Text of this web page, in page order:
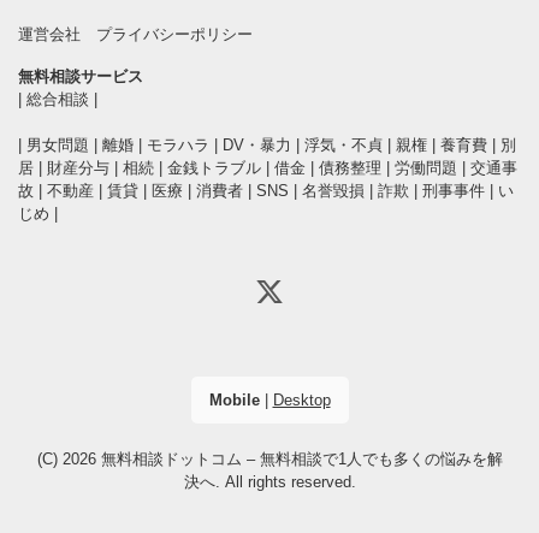
運営会社 プライバシーポリシー
無料相談サービス
総合相談
男女問題 離婚 モラハラ DV・暴力 浮気・不貞 親権 養育費
別
居
財産分与 相続 金銭トラブル 借金 債務整理 労働問題
交通事
故
不動産 賃貸 医療 消費者 SNS 名誉毀損 詐欺 刑事事件
い
じめ
Mobile| Desktop
(C) 2026 無料相談ドットコム – 無料相談で1人でも多くの悩みを解
決へ. All rights reserved.